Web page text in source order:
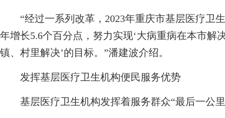
“经过一系列改革，2023年重庆市基层医疗卫生
年增长5.6个百分点，努力实现‘大病重病在本市解
镇、村里解决’的目标。”潘建波介绍。
发挥基层医疗卫生机构便民服务优势
基层医疗卫生机构发挥着服务群众“最后一公里